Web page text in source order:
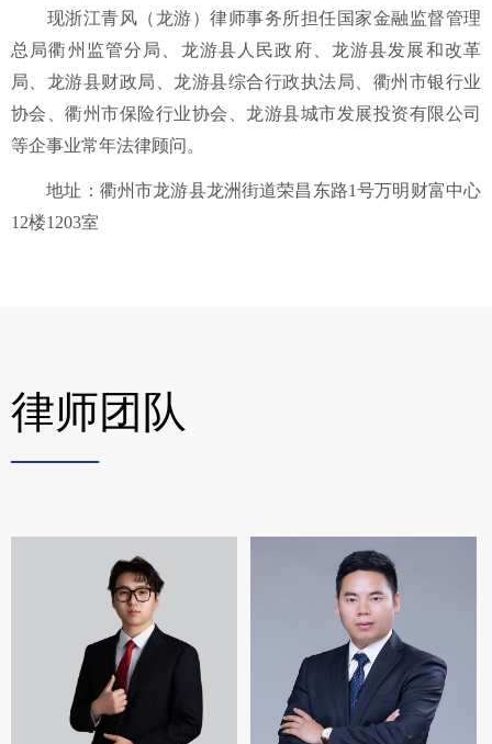
现浙江青风（龙游）律师事务所担任国家金融监督管理
总局衢州监管分局、龙游县人民政府、龙游县发展和改革
局、龙游县财政局、龙游县综合行政执法局、衢州市银行业
协会、衢州市保险行业协会、龙游县城市发展投资有限公司
等企事业常年法律顾问。
地址：衢州市龙游县龙洲街道荣昌东路1号万明财富中心
12楼1203室
律师团队
——